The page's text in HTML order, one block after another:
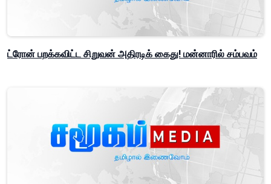
ட்ரோன் பறக்கவிட்ட சிறுவன் அதிரடிக் கைது! மன்னாரில் சம்பவம்